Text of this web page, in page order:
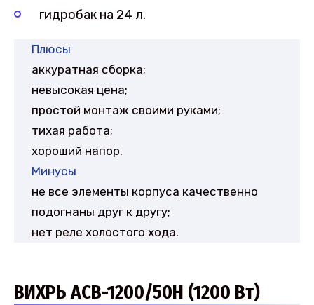
гидробак на 24 л.
Плюсы
аккуратная сборка;
невысокая цена;
простой монтаж своими руками;
тихая работа;
хороший напор.
Минусы
не все элементы корпуса качественно
подогнаны друг к другу;
нет реле холостого хода.
ВИХРЬ АСВ-1200/50Н (1200 Вт)